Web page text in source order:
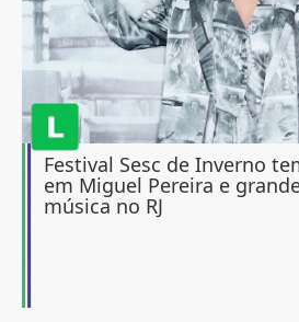
Festival Sesc de Inverno
em Miguel Pereira e
música no RJ